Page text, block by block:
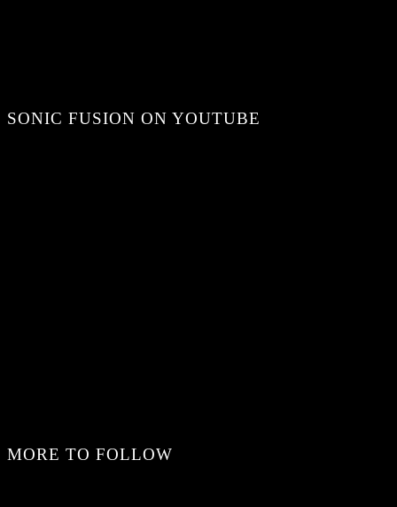
SONIC FUSION ON YOUTUBE
MORE TO FOLLOW